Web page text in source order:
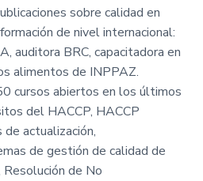
sobre calidad en
de nivel internacional:
auditora BRC, capacitadora en
alimentos de INPPAZ.
cursos abiertos en los últimos
del HACCP, HACCP
de actualización,
de gestión de calidad de
de No